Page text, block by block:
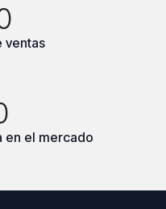
ventas
en el mercado